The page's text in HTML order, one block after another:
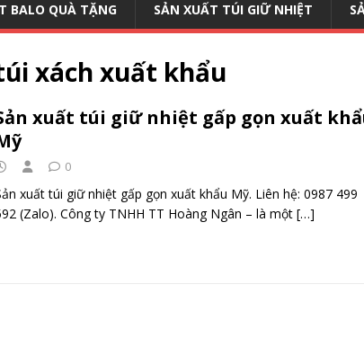
BALO QUÀ TẶNG SẢN XUẤT TÚI GIỮ NHIỆT
xách xuất khẩu
xuất túi giữ nhiệt gấp gọn xuất
0
xuất túi giữ nhiệt gấp gọn xuất khẩu Mỹ. Liên hệ: 0987 499
(Zalo). Công ty TNHH TT Hoàng Ngân – là một […]